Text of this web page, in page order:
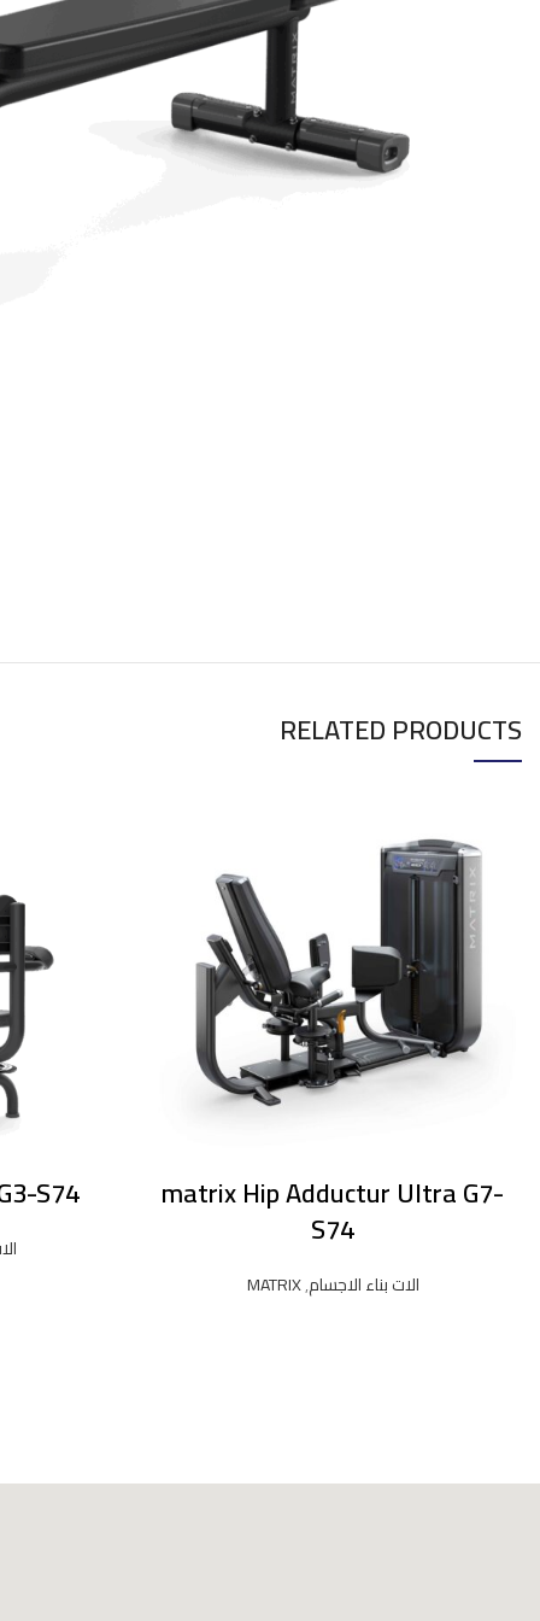
RELATED PRODUCTS
matrix Hip Adductur Ultra G7-
S74
الات بناء الاجسام,
MATRIX
S74